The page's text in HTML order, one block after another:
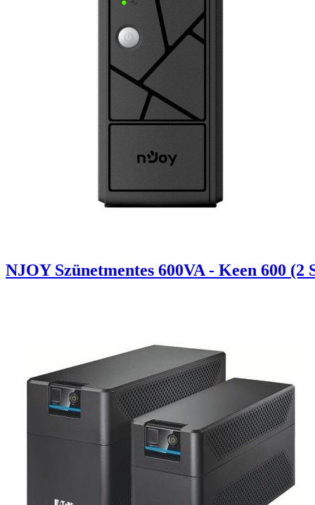
NJOY Szünetmentes 600VA - Keen 600